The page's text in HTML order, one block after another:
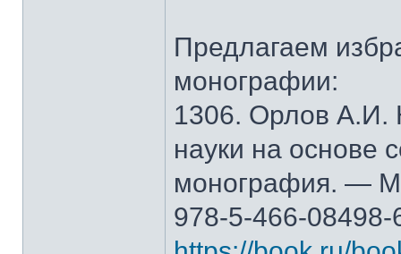
Предлагаем
монографии:
1306. Орлов А.И.
науки на основе
монография. —
978-5-466-